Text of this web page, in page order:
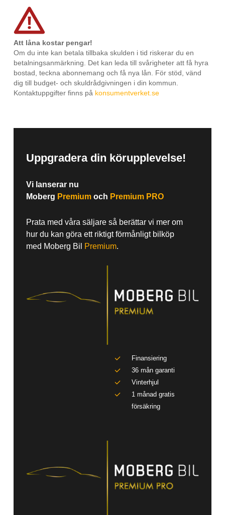
Att låna kostar pengar!
Om du inte kan betala tillbaka skulden i tid riskerar du en
betalningsanmärkning. Det kan leda till svårigheter att få hyra
bostad, teckna abonnemang och få nya lån. För stöd, vänd
dig till budget- och skuldrådgivningen i din kommun.
Kontaktuppgifter finns på konsumentverket.se
Uppgradera din körupplevelse!
Vi lanserar nu
Moberg Premiumoch Premium PRO
Prata med våra säljare så berättar vi mer om
hur du kan göra ett riktigt förmånligt bilköp
med Moberg Bil
Premium.
Finansiering
36 mån garanti
Vinterhjul
1 månad gratis
försäkring